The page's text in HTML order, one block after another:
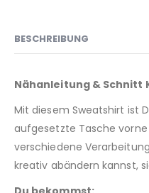
BESCHREIBUNG
Nähanleitung & Schnitt
Mit diesem Sweatshirt ist
aufgesetzte Tasche
verschiedene
kreativ abändern kannst,